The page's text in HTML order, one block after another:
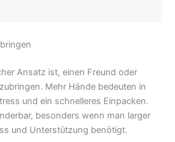
Ansatz ist, einen Freund oder
Mehr Hände bedeuten in
und ein schnelleres Einpacken.
besonders wenn man larger
und Unterstützung benötigt.